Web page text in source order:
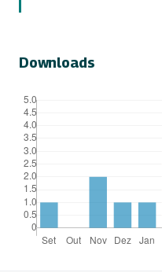
Downloads